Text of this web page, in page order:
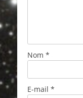
Nom *
E-mail *